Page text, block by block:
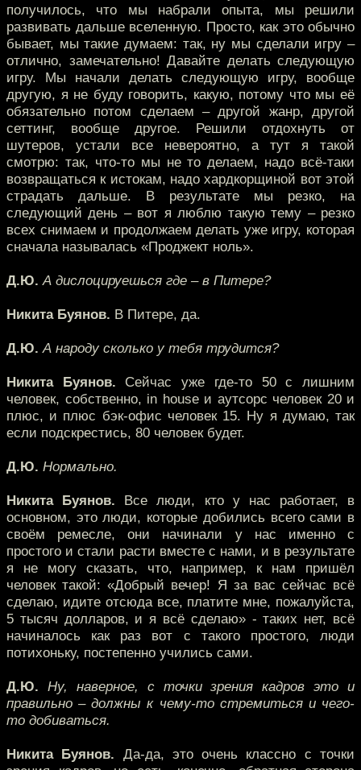
получилось, что мы набрали опыта, мы решили
развивать дальше вселенную. Просто, как это обычно
бывает, мы такие думаем: так, ну мы сделали игру –
отлично, замечательно! Давайте делать следующую
игру. Мы начали делать следующую игру, вообще
другую, я не буду говорить, какую, потому что мы её
обязательно потом сделаем – другой жанр, другой
сеттинг, вообще другое. Решили отдохнуть от
шутеров, устали все невероятно, а тут я такой
смотрю: так, что-то мы не то делаем, надо всё-таки
возвращаться к истокам, надо хардкорщиной вот этой
страдать дальше. В результате мы резко, на
следующий день – вот я люблю такую тему – резко
всех снимаем и продолжаем делать уже игру, которая
сначала называлась «Проджект ноль».
Д.Ю. А дислоцируешься где – в Питере?
Никита Буянов. В Питере, да.
Д.Ю. А народу сколько у тебя трудится?
Никита Буянов. Сейчас уже где-то 50 с лишним
человек, собственно, in house и аутсорс человек 20 и
плюс, и плюс бэк-офис человек 15. Ну я думаю, так
если подскрестись, 80 человек будет.
Д.Ю. Нормально.
Никита Буянов. Все люди, кто у нас работает, в
основном, это люди, которые добились всего сами в
своём ремесле, они начинали у нас именно с
простого и стали расти вместе с нами, и в результате
я не могу сказать, что, например, к нам пришёл
человек такой: «Добрый вечер! Я за вас сейчас всё
сделаю, идите отсюда все, платите мне, пожалуйста,
5 тысяч долларов, и я всё сделаю» - таких нет, всё
начиналось как раз вот с такого простого, люди
потихоньку, постепенно учились сами.
Д.Ю. Ну, наверное, с точки зрения кадров это и
правильно – должны к чему-то стремиться и чего-
то добиваться.
Никита Буянов. Да-да, это очень классно с точки